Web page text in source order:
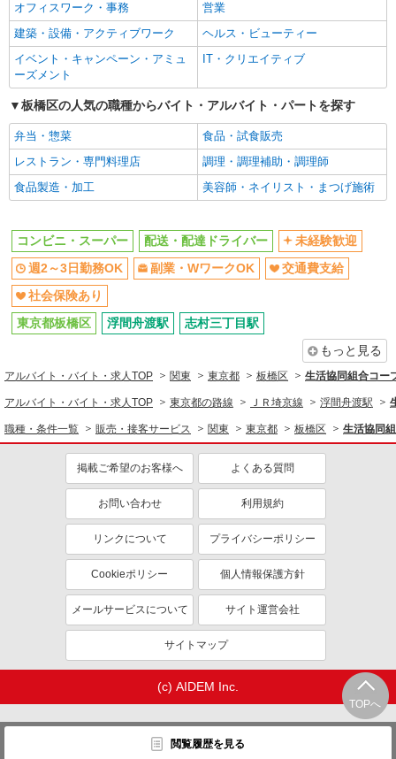
同じ職種から求人を探す
販売・接客サービス
コンビニ・スーパー
ドライバー・配達
配送・配達ドライバー
同じ特徴から求人を探す
未経験歓迎
週2～3日勤務OK
社会保険あり
オフィスワーク・事務
営業
建築・設備・アクティブワーク
ヘルス・ビューティー
イベント・キャンペーン・アミュ
ーズメント
IT・クリエイティブ
板橋区の人気の職種からバイト・アルバイト・パートを探す
弁当・惣菜
食品・試食販売
レストラン・専門料理店
調理・調理補助・調理師
食品製造・加工
美容師・ネイリスト・まつげ施術
TOPへ
閲覧履歴を見る
コンビニ・スーパー 配送・配達ドライバー
未経験歓迎
週2～3日勤務OK
副業・WワークOK
交通費支給
社会保険あり
東京都板橋区
浮間舟渡駅
志村三丁目駅
もっと見る
アルバイト・バイト・求人TOP 関東 東京都 板橋区 生活協同組合コー
アルバイト・バイト・求人TOP 東京都の路線 ＪＲ埼京線 浮間舟渡駅
職種・条件一覧 販売・接客サービス 関東 東京都 板橋区 生活協同
掲載ご希望のお客様へ よくある質問
お問い合わせ 利用規約
リンクについて プライバシーポリシー
Cookieポリシー 個人情報保護方針
メールサービスについて サイト運営会社
サイトマップ
(c) AIDEM Inc.